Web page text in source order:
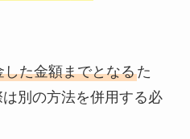
た金額までとなるた
別の方法を併用する必